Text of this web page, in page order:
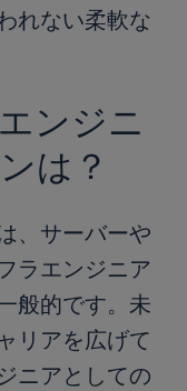
れない柔軟な
ンジニ
は？
、サーバーや
ラエンジニア
般的です。未
リアを広げて
ニアとしての